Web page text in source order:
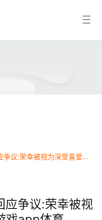
《八方旅人》制作人回应争议:荣幸被视为深受喜爱系列 - 爱游戏app体育
应争议:荣幸被视